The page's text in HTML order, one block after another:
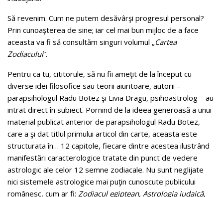
Să revenim. Cum ne putem desăvârşi progresul personal?
Prin cunoaşterea de sine; iar cel mai bun mijloc de a face
aceasta va fi să consultăm singuri volumul „Cartea
Zodiacului”.
Pentru ca tu, cititorule, să nu fii ameţit de la început cu
diverse idei filosofice sau teorii aiuritoare, autorii –
parapsihologul Radu Botez şi Livia Dragu, psihoastrolog – au
intrat direct în subiect. Pornind de la ideea generoasă a unui
material publicat anterior de parapsihologul Radu Botez,
care a şi dat titlul primului articol din carte, aceasta este
structurata în… 12 capitole, fiecare dintre acestea ilustrând
manifestări caracterologice tratate din punct de vedere
astrologic ale celor 12 semne zodiacale. Nu sunt neglijate
nici sistemele astrologice mai puţin cunoscute publicului
românesc, cum ar fi: Zodiacul egiptean, Astrologia iudaică,